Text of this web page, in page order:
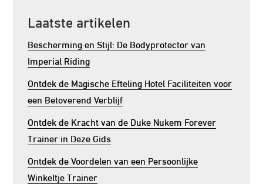
Laatste artikelen
Bescherming en Stijl: De Bodyprotector van
Imperial Riding
Ontdek de Magische Efteling Hotel Faciliteiten voor
een Betoverend Verblijf
Ontdek de Kracht van de Duke Nukem Forever
Trainer in Deze Gids
Ontdek de Voordelen van een Persoonlijke
Winkeltje Trainer